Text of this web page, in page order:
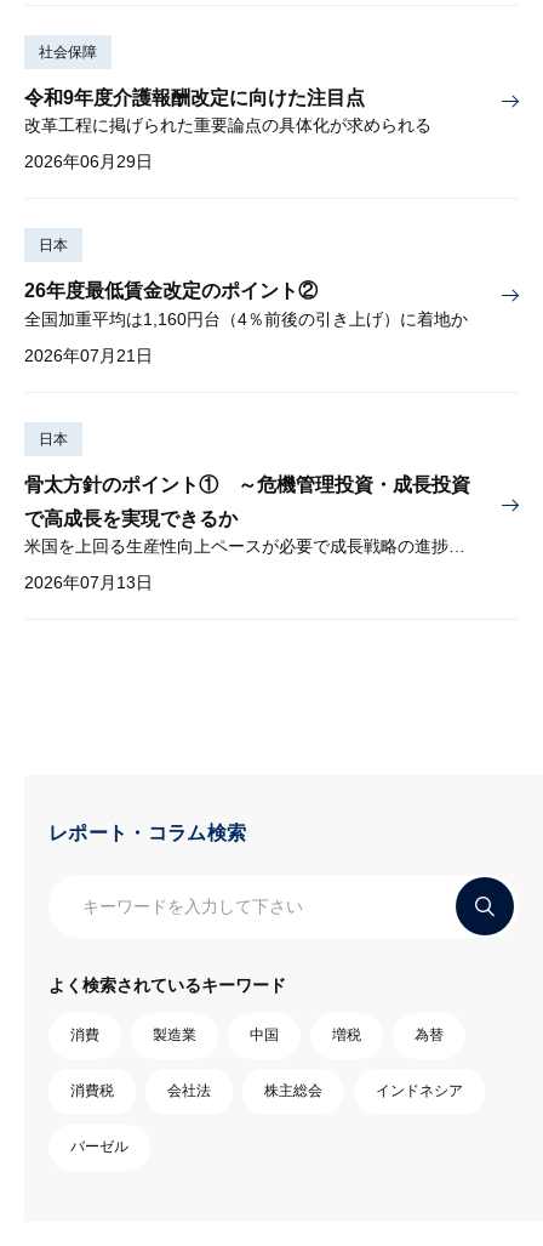
社会保障
令和9年度介護報酬改定に向けた注目点
改革工程に掲げられた重要論点の具体化が求められる
2026年06月29日
日本
26年度最低賃金改定のポイント②
全国加重平均は1,160円台（4％前後の引き上げ）に着地か
2026年07月21日
日本
骨太方針のポイント① ～危機管理投資・成長投資
で高成長を実現できるか
米国を上回る生産性向上ペースが必要で成長戦略の進捗管理も課題
2026年07月13日
レポート・コラム検索
よく検索されているキーワード
消費 製造業 中国 増税 為替
消費税 会社法 株主総会 インドネシア
バーゼル